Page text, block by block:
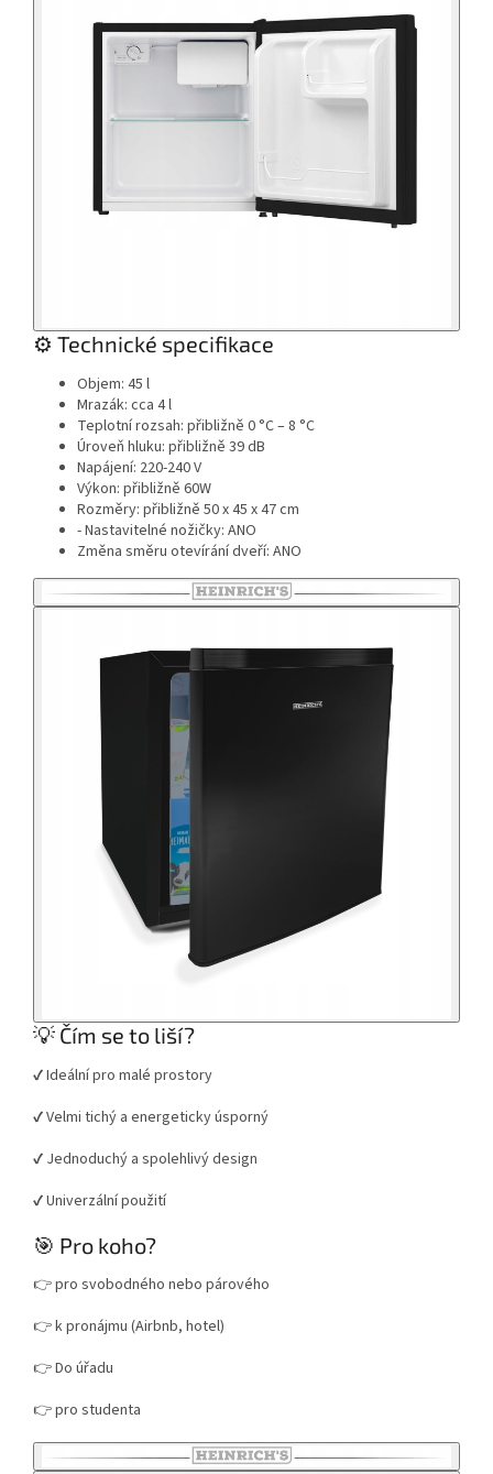
⚙️ Technické specifikace
Objem: 45 l
Mrazák: cca 4 l
Teplotní rozsah: přibližně 0 °C – 8 °C
Úroveň hluku: přibližně 39 dB
Napájení: 220-240 V
Výkon: přibližně 60W
Rozměry: přibližně 50 x 45 x 47 cm
- Nastavitelné nožičky: ANO
Změna směru otevírání dveří: ANO
💡 Čím se to liší?
✔️ Ideální pro malé prostory
✔️ Velmi tichý a energeticky úsporný
✔️ Jednoduchý a spolehlivý design
✔️ Univerzální použití
🎯 Pro koho?
👉 pro svobodného nebo párového
👉 k pronájmu (Airbnb, hotel)
👉 Do úřadu
👉 pro studenta